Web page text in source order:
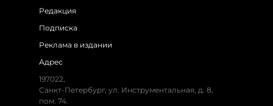
Редакция
Подписка
Реклама в издании
Адрес
197022,
Санкт-Петербург, ул. Инструментальная, д. 8,
пом. 74.